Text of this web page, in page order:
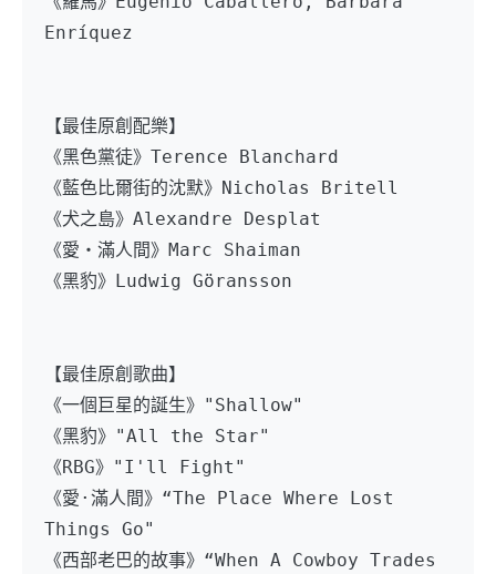
Enríquez
【最佳原創配樂】
《黑色黨徒》Terence Blanchard
《藍色比爾街的沈默》Nicholas Britell
《犬之島》Alexandre Desplat
《愛・滿人間》Marc Shaiman
《黑豹》Ludwig Göransson
【最佳原創歌曲】
《一個巨星的誕生》"Shallow"
《黑豹》"All the Star"
《RBG》"I'll Fight"
《愛·滿人間》“The Place Where Lost
Things Go"
《西部老巴的故事》“When A Cowboy Trades